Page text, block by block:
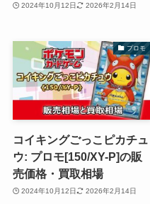
2024年10月12日 2026年2月14日
プロモ
コイキングごっこピカチュ
ウ: プロモ[150/XY-P]の販
売価格・買取相場
2024年10月12日 2026年2月14日